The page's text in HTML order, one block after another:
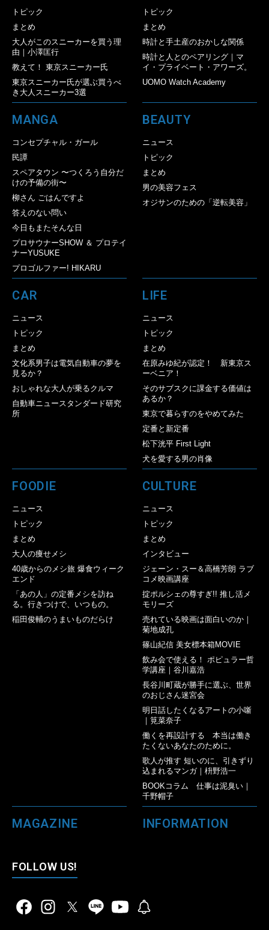
トピック
まとめ
大人がこのスニーカーを買う理
由｜小澤匡行
教えて！ 東京スニーカー氏
東京スニーカー氏が選ぶ買うべ
き大人スニーカー3選
トピック
まとめ
時計と手土産のおかしな関係
時計と人とのペアリング｜マ
イ・プライベート・アワーズ。
UOMO Watch Academy
MANGA
コンセプチャル・ガール
民譚
スペアタウン 〜つくろう自分だ
けの予備の街〜
柳さん ごはんですよ
答えのない問い
今日もまたそんな日
プロサウナーSHOW ＆ プロテイ
ナーYUSUKE
プロゴルファー! HIKARU
BEAUTY
ニュース
トピック
まとめ
男の美容フェス
オジサンのための「逆転美容」
CAR
ニュース
トピック
まとめ
文化系男子は電気自動車の夢を
見るか？
おしゃれな大人が乗るクルマ
自動車ニュースタンダード研究
所
LIFE
ニュース
トピック
まとめ
在原みゆ紀が認定！ 新東京ス
ーベニア！
そのサブスクに課金する価値は
あるか？
東京で暮らすのをやめてみた
定番と新定番
松下洸平 First Light
犬を愛する男の肖像
FOODIE
ニュース
トピック
まとめ
大人の痩せメシ
40歳からのメシ旅 爆食ウィーク
エンド
「あの人」の定番メシを訪ね
る。行きつけで、いつもの。
稲田俊輔のうまいものだらけ
CULTURE
ニュース
トピック
まとめ
インタビュー
ジェーン・スー＆高橋芳朗 ラブ
コメ映画講座
掟ポルシェの尊すぎ!! 推し活メ
モリーズ
売れている映画は面白いのか｜
菊地成孔
篠山紀信 美女標本箱MOVIE
飲み会で使える！ ポピュラー哲
学講座｜谷川嘉浩
長谷川町蔵が勝手に選ぶ、世界
のおじさん迷宮会
明日話したくなるアートの小噺
｜筧菜奈子
働くを再設計する 本当は働き
たくないあなたのために。
歌人が推す 短いのに、引きずり
込まれるマンガ｜枡野浩一
BOOKコラム 仕事は泥臭い｜
千野帽子
MAGAZINE INFORMATION
FOLLOW US!